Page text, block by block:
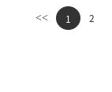
<< 1 2